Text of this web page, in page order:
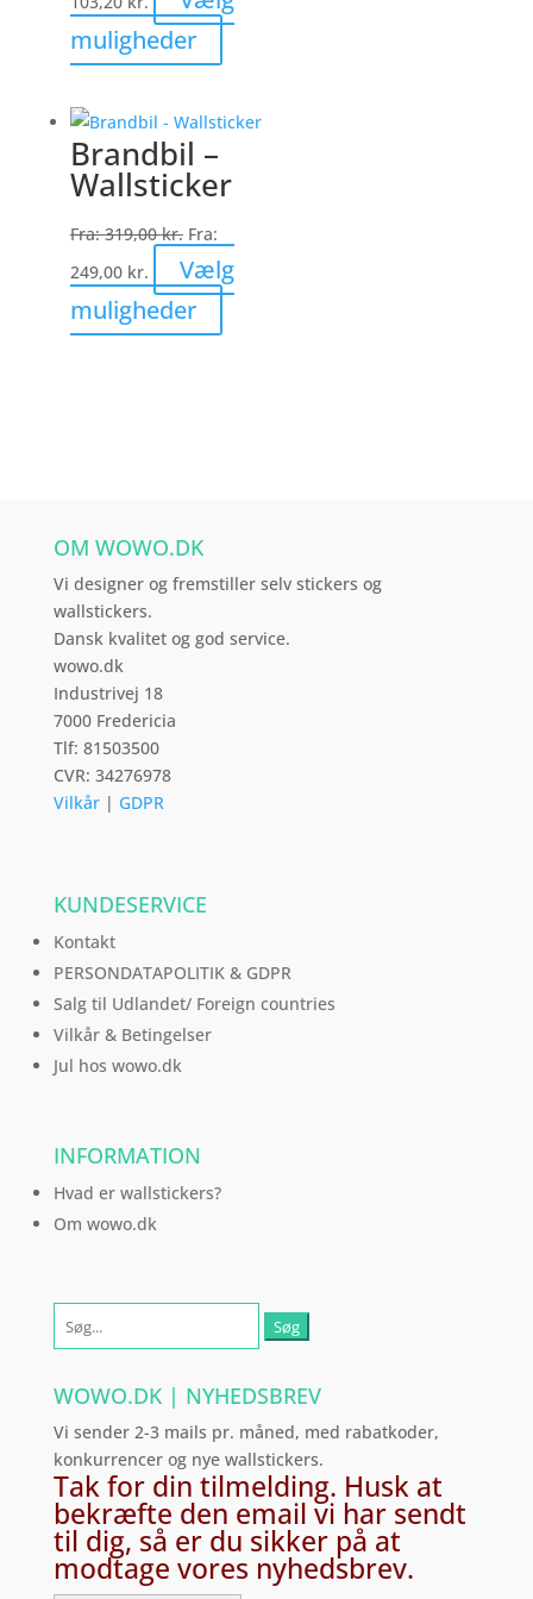
på
muligheder
vare
flere
Mulighederne
vælges
på
Brandbil –
Wallsticker
Fra:319,00kr. Fra:
249,00 kr.
Vælg
muligheder
vare
varesiden
OM WOWO.DK
Vi designer og fremstiller selv stickers og
wallstickers.
Dansk kvalitet og god service.
wowo.dk
Industrivej 18
7000 Fredericia
Tlf: 81503500
CVR: 34276978
Vilkår| GDPR
KUNDESERVICE
Kontakt
PERSONDATAPOLITIK & GDPR
Salg til Udlandet/ Foreign countries
Vilkår & Betingelser
Jul hos wowo.dk
INFORMATION
Hvad er wallstickers?
Om wowo.dk
efter:
WOWO.DK | NYHEDSBREV
Vi sender 2-3 mails pr. måned, med rabatkoder,
konkurrencer og nye wallstickers.
Tak for din tilmelding. Husk at
bekræfte den email vi har sendt
til dig, så er du sikker på at
modtage vores nyhedsbrev.